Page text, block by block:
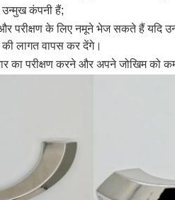
उन्मुख कंपनी हैं;
और परीक्षण के लिए नमूने भेज सकते हैं यदि
लागत वापस कर देंगे।
का परीक्षण करने और अपने जोखिम को